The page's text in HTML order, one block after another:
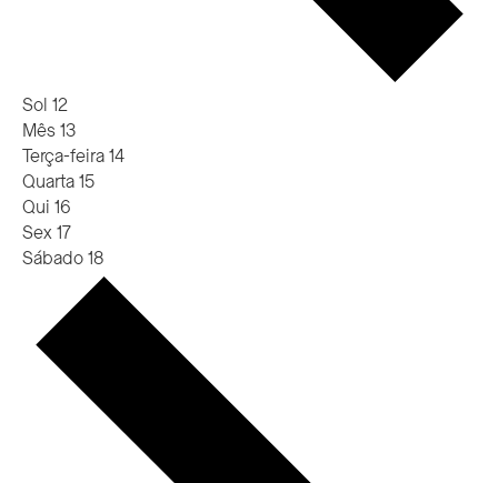
Sol 12
Mês 13
Terça-feira 14
Quarta 15
Qui 16
Sex 17
Sábado 18
semana